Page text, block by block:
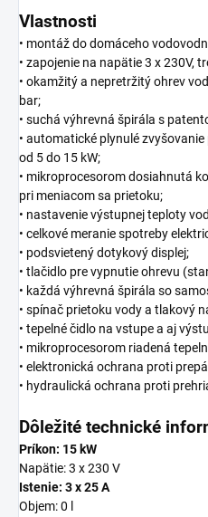
Vlastnosti
• montáž do domáceho
• zapojenie na napätie 3 x 230V,
• okamžitý a nepretržitý ohrev
bar;
• suchá výhrevná špirála s
• automatické plynulé
od 5 do 15 kW;
• mikroprocesorom dosiahnutá
pri meniacom sa prietoku;
• nastavenie výstupnej teploty
• celkové meranie spotreby
• podsvietený dotykový displej;
• tlačidlo pre vypnutie ohrevu
• každá výhrevná špirála so
• spínač prietoku vody a tlakový
• tepelné čidlo na vstupe a aj
• mikroprocesorom riadená
• elektronická ochrana proti
• hydraulická ochrana proti
Dôležité technické
Príkon: 15 kW
Napätie: 3 x 230 V
Istenie: 3 x 25 A
Objem: 0 l